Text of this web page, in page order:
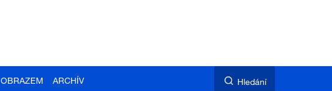
OBRAZEM ARCHÍV Hledání